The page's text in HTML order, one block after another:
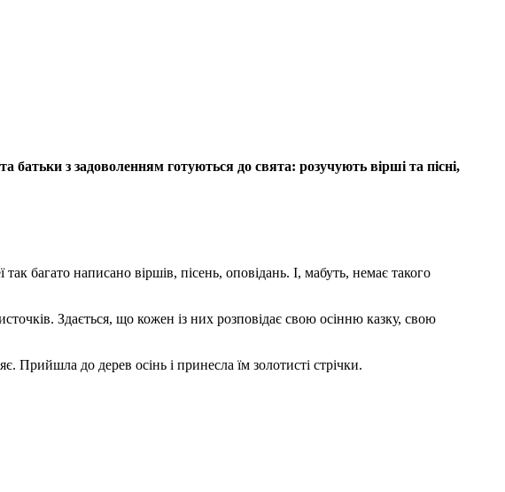
з задоволенням готуються до свята: розучують вірші та пісні,
багато написано віршів, пісень, оповідань. І, мабуть, немає такого
Здається, що кожен із них розповідає свою осінню казку, свою
Прийшла до дерев осінь і принесла їм золотисті стрічки.